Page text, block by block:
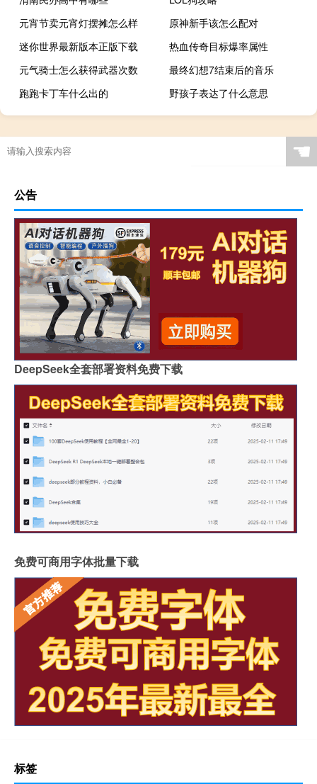
元宵节卖元宵灯摆摊怎么样
原神新手该怎么配对
迷你世界最新版本正版下载
热血传奇目标爆率属性
元气骑士怎么获得武器次数
最终幻想7结束后的音乐
跑跑卡丁车什么出的
野孩子表达了什么意思
☚
公告
DeepSeek全套部署资料免费下载
免费可商用字体批量下载
标签